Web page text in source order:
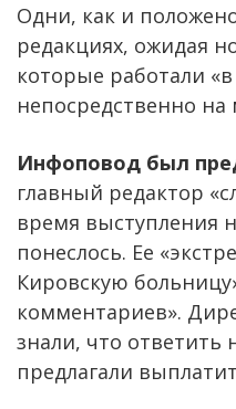
Одни, как и
редакциях, ожидая
которые работали «в
непосредственно на
Инфоповод был
главный редактор
время выступления
понеслось. Ее
Кировскую
комментариев».
знали, что
предлагали